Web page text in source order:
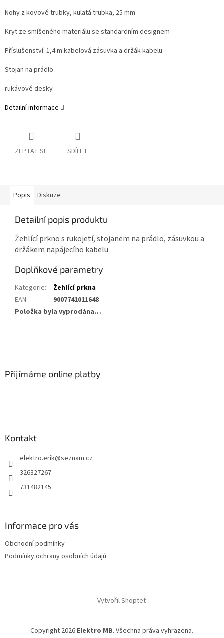
Nohy z kovové trubky, kulatá trubka, 25 mm
Kryt ze smíšeného materiálu se standardním designem
Příslušenství: 1,4 m kabelová zásuvka a držák kabelu
Stojan na prádlo
rukávové desky
Detailní informace
ZEPTAT SE SDÍLET
Popis Diskuze
Detailní popis produktu
Žehlící prkno s rukojetí, stojanem na prádlo, zásuvkou a
držákem napájecího kabelu
Doplňkové parametry
Kategorie:
Žehlící prkna
EAN:
9007741011648
Položka byla vyprodána…
Přijímáme online platby
Kontakt
elektro.erik@seznam.cz
326327267
731482145
Informace pro vás
Obchodní podmínky
Podmínky ochrany osobních údajů
Vytvořil Shoptet
Copyright 2026 Elektro MB. Všechna práva vyhrazena.